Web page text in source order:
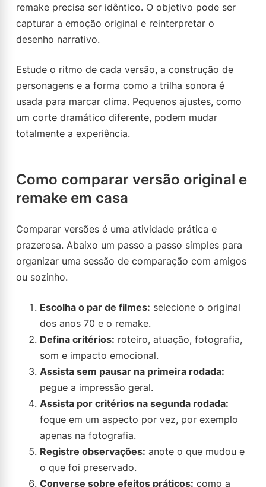
remake precisa ser idêntico. O objetivo pode ser
capturar a emoção original e reinterpretar o
desenho narrativo.
Estude o ritmo de cada versão, a construção de
personagens e a forma como a trilha sonora é
usada para marcar clima. Pequenos ajustes, como
um corte dramático diferente, podem mudar
totalmente a experiência.
Como comparar versão original e
remake em casa
Comparar versões é uma atividade prática e
prazerosa. Abaixo um passo a passo simples para
organizar uma sessão de comparação com amigos
ou sozinho.
Escolha o par de filmes: selecione o original
dos anos 70 e o remake.
Defina critérios: roteiro, atuação, fotografia,
som e impacto emocional.
Assista sem pausar na primeira rodada:
pegue a impressão geral.
Assista por critérios na segunda rodada:
foque em um aspecto por vez, por exemplo
apenas na fotografia.
Registre observações: anote o que mudou e
o que foi preservado.
Converse sobre efeitos práticos: como a